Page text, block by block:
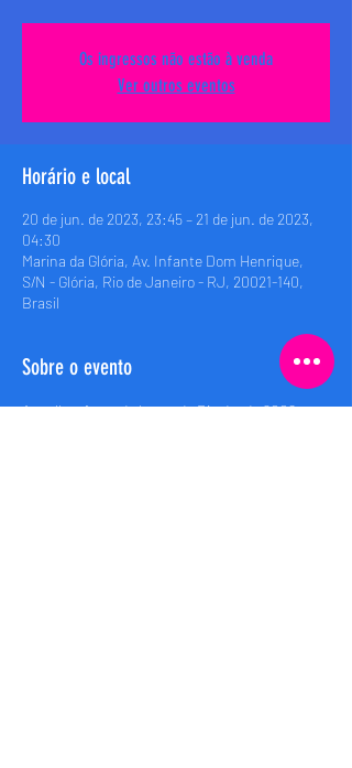
Os ingressos não estão à venda
Ver outros eventos
Horário e local
20 de jun. de 2023, 23:45 – 21 de jun. de 2023,
04:30
Marina da Glória, Av. Infante Dom Henrique,
S/N - Glória, Rio de Janeiro - RJ, 20021-140,
Brasil
Sobre o evento
A melhor festa do barco do Rio desde 2008 •